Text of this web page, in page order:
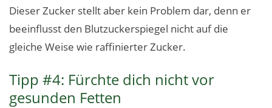
Dieser Zucker stellt aber kein Problem dar, denn er
beeinflusst den Blutzuckerspiegel nicht auf die
gleiche Weise wie raffinierter Zucker.
Tipp #4: Fürchte dich nicht vor
gesunden Fetten